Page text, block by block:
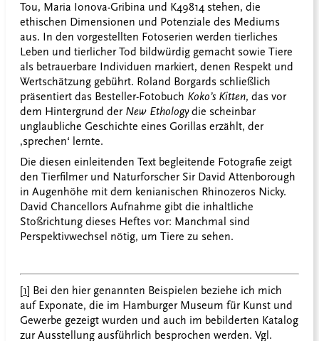
Tou, Maria Ionova-Gribina und K49814 stehen, die
ethischen Dimensionen und Potenziale des Mediums
aus. In den vorgestellten Fotoserien werden tierliches
Leben und tierlicher Tod bildwürdig gemacht sowie Tiere
als betrauerbare Individuen markiert, denen Respekt und
Wertschätzung gebührt. Roland Borgards schließlich
präsentiert das Besteller-Fotobuch Koko’s Kitten, das vor
dem Hintergrund der New Ethologydie scheinbar
unglaubliche Geschichte eines Gorillas erzählt, der
‚sprechen‘ lernte.
Die diesen einleitenden Text begleitende Fotografie zeigt
den Tierfilmer und Naturforscher Sir David Attenborough
in Augenhöhe mit dem kenianischen Rhinozeros Nicky.
David Chancellors Aufnahme gibt die inhaltliche
Stoßrichtung dieses Heftes vor: Manchmal sind
Perspektivwechsel nötig, um Tiere zu sehen.
[1] Bei den hier genannten Beispielen beziehe ich mich
auf Exponate, die im Hamburger Museum für Kunst und
Gewerbe gezeigt wurden und auch im bebilderten Katalog
zur Ausstellung ausführlich besprochen werden. Vgl.